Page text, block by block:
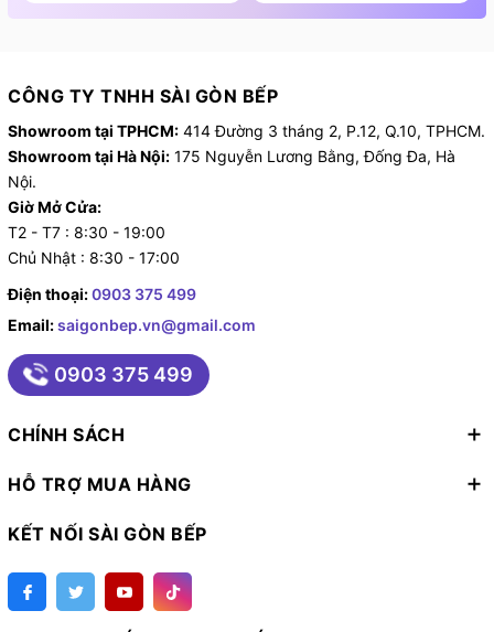
CÔNG TY TNHH SÀI GÒN BẾP
Showroom tại TPHCM: 414 Đường 3 tháng 2, P.12, Q.10, TPHCM.
Showroom tại Hà Nội: 175 Nguyễn Lương Bằng, Đống Đa, Hà
Nội.
Giờ Mở Cửa:
T2 - T7 : 8:30 - 19:00
Chủ Nhật : 8:30 - 17:00
Điện thoại:0903 375 499
Email:saigonbep.vn@gmail.com
0903 375 499
CHÍNH SÁCH
HỖ TRỢ MUA HÀNG
KẾT NỐI SÀI GÒN BẾP